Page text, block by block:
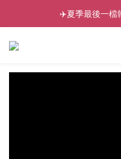
✈️夏季最後一